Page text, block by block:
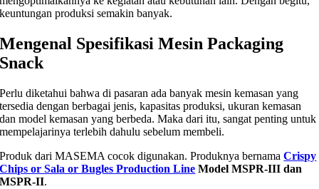
keuntungan produksi semakin banyak.
Mengenal Spesifikasi Mesin Packaging
Snack
Perlu diketahui bahwa di pasaran ada banyak mesin kemasan yang
tersedia dengan berbagai jenis, kapasitas produksi, ukuran kemasan
dan model kemasan yang berbeda. Maka dari itu, sangat penting untuk
mempelajarinya terlebih dahulu sebelum membeli.
Produk dari MASEMA cocok digunakan. Produknya bernamaCrispy
Chips or Sala or Bugles Production Line Model MSPR-III dan
MSPR-II.